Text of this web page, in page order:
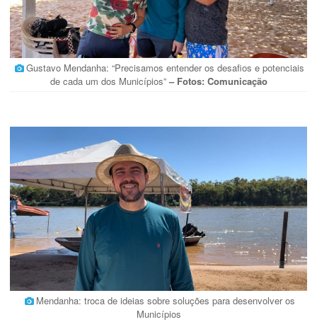
Gustavo Mendanha: “Precisamos entender os desafios e potenciais
de cada um dos Municípios” – Fotos: Comunicação
Mendanha: troca de ideias sobre soluções para desenvolver os
Municípios